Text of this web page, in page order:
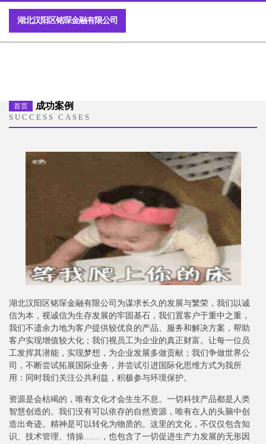
湖北汉阳区铭琛金融有限公司
首页 成功案例
SUCCESS CASES
湖北汉阳区铭琛金融有限公司为谋求长久的发展与繁荣，我们以诚
信为本，视诚信为生存发展的牢固基石，我们置客户于重中之重，
我们不遗余力地为客户提供较优良的产品、服务和解决方案，帮助
客户实现增值较大化；我们视员工为企业的真正财富。让每一位员
工发挥其潜能，实现梦想，为企业发展多做贡献；我们争做世界公
司，不断尝试拓展国际业务，并尝试引进国际化思维方式为我所
用：同时我们关注公共利益，积极参与环境保护。
资源是会枯竭的，唯有文化才会生生不息。一切科技产品都是人类
智慧创造的。我们没有可以依存的自然资源，唯有在人的头脑中创
造出奇迹。精神是可以转化为物质的。这里的文化，不仅仅包含知
识、技术管理、情操……，也包含了一切促进生产力发展的无形因